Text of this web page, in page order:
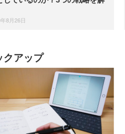
8月26日
クアップ